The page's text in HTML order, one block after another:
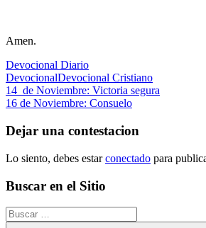
Amen.
Devocional Diario
DevocionalDevocional Cristiano
Navegación
de
entradas
Entrada
anterior:
14 de Noviembre: Victoria segura
Siguiente
16 de Noviembre: Consuelo
Dejar una contestacion
Lo siento, debes estarconectado para
Buscar en el Sitio
Buscar: